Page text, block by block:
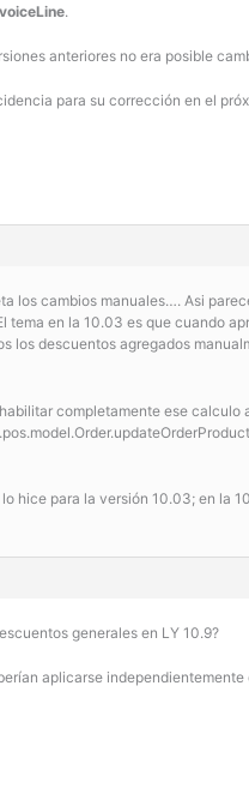
.
anteriores no era posible
para su corrección en el
los cambios manuales…. Asi
tema en la 10.03 es que cuando
los descuentos agregados
completamente ese
hice para la versión 10.03; en la
generales en LY 10.9?
aplicarse